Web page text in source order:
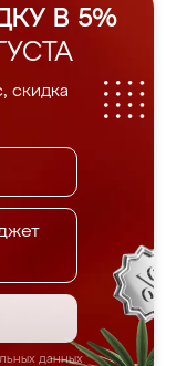
В 5%
скидка
данных